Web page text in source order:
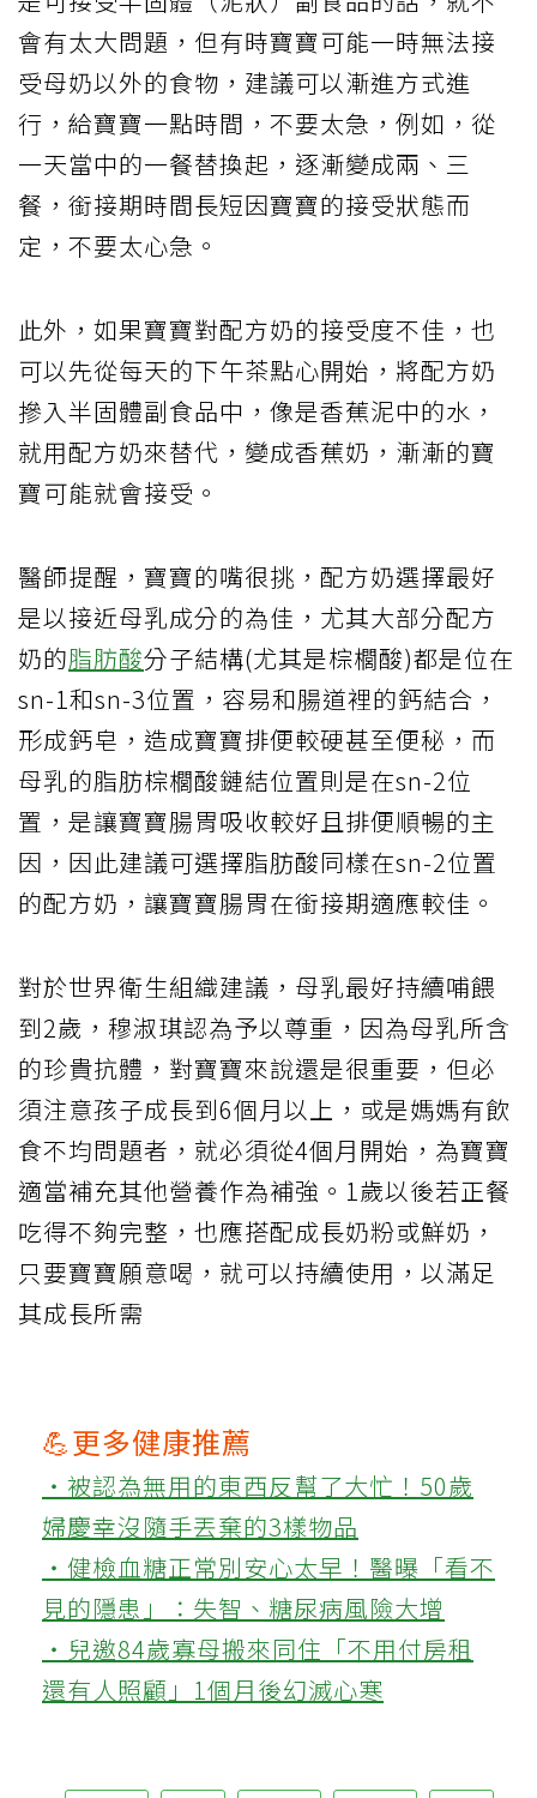
會有太大問題，但有時寶寶可能一時無法接
受母奶以外的食物，建議可以漸進方式進
行，給寶寶一點時間，不要太急，例如，從
一天當中的一餐替換起，逐漸變成兩、三
餐，銜接期時間長短因寶寶的接受狀態而
定，不要太心急。
此外，如果寶寶對配方奶的接受度不佳，也
可以先從每天的下午茶點心開始，將配方奶
摻入半固體副食品中，像是香蕉泥中的水，
就用配方奶來替代，變成香蕉奶，漸漸的寶
寶可能就會接受。
醫師提醒，寶寶的嘴很挑，配方奶選擇最好
是以接近母乳成分的為佳，尤其大部分配方
奶的脂肪酸分子結構(尤其是棕櫚酸)都是位在
sn-1和sn-3位置，容易和腸道裡的鈣結合，
形成鈣皂，造成寶寶排便較硬甚至便秘，而
母乳的脂肪棕櫚酸鏈結位置則是在sn-2位
置，是讓寶寶腸胃吸收較好且排便順暢的主
因，因此建議可選擇脂肪酸同樣在sn-2位置
的配方奶，讓寶寶腸胃在銜接期適應較佳。
對於世界衛生組織建議，母乳最好持續哺餵
到2歲，穆淑琪認為予以尊重，因為母乳所含
的珍貴抗體，對寶寶來說還是很重要，但必
須注意孩子成長到6個月以上，或是媽媽有飲
食不均問題者，就必須從4個月開始，為寶寶
適當補充其他營養作為補強。1歲以後若正餐
吃得不夠完整，也應搭配成長奶粉或鮮奶，
只要寶寶願意喝，就可以持續使用，以滿足
其成長所需
💪更多健康推薦
‧被認為無用的東西反幫了大忙！50歲
婦慶幸沒隨手丟棄的3樣物品
‧健檢血糖正常別安心太早！醫曝「看不
見的隱患」：失智、糖尿病風險大增
‧兒邀84歲寡母搬來同住「不用付房租
還有人照顧」1個月後幻滅心寒